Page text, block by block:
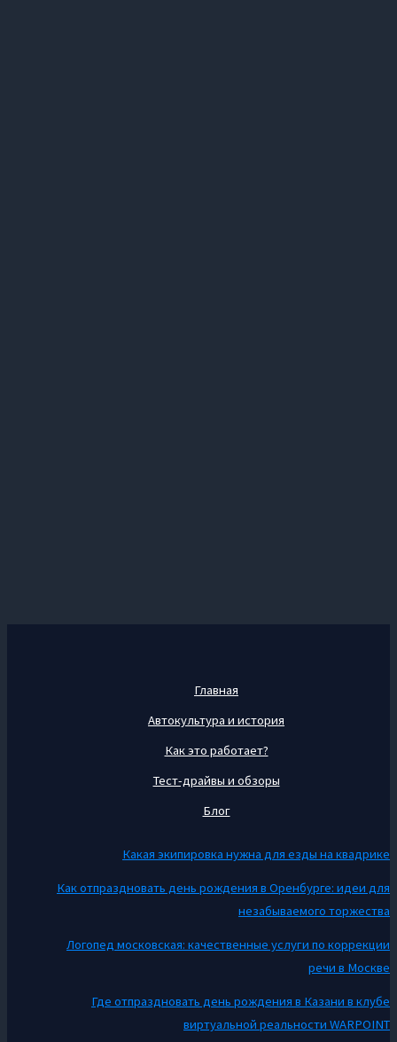
Главная
Автокультура и история
Как это работает?
Тест-драйвы и обзоры
Блог
Какая экипировка нужна для езды на квадрике
Как отпраздновать день рождения в Оренбурге: идеи для
незабываемого торжества
Логопед московская: качественные услуги по коррекции
речи в Москве
Где отпраздновать день рождения в Казани в клубе
виртуальной реальности WARPOINT